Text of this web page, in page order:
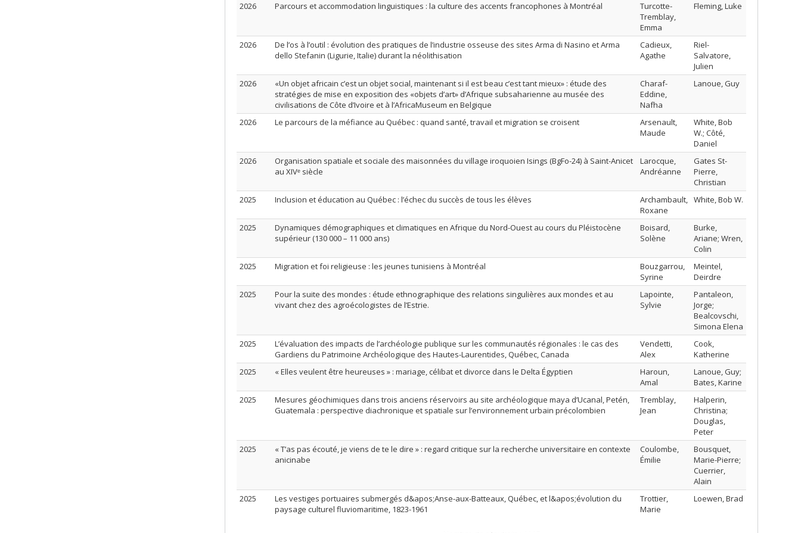
2026 Parcours et accommodation linguistiques : la culture des accents francophones à Montréal
Turcotte-
Tremblay,
Emma
Fleming, Luke
2026
De l’os à l’outil : évolution des pratiques de l’industrie osseuse des sites Arma di Nasino et Arma
dello Stefanin (Ligurie, Italie) durant la néolithisation
Cadieux,
Agathe
Riel-
Salvatore,
Julien
2026
«Un objet africain c’est un objet social, maintenant si il est beau c’est tant mieux» : étude des
stratégies de mise en exposition des «objets d’art» d’Afrique subsaharienne au musée des
civilisations de Côte d’Ivoire et à l’AfricaMuseum en Belgique
Charaf-
Eddine,
Nafha
Lanoue, Guy
2026 Le parcours de la méfiance au Québec : quand santé, travail et migration se croisent
Arsenault,
Maude
White, Bob
W.; Côté,
Daniel
2026
Organisation spatiale et sociale des maisonnées du village iroquoien Isings (BgFo-24) à Saint-Anicet
au XIVᵉ siècle
Larocque,
Andréanne
Gates St-
Pierre,
Christian
2025
Inclusion et éducation au Québec : l’échec du succès de tous les élèves
Archambault,
Roxane
White, Bob W.
2025
Dynamiques démographiques et climatiques en Afrique du Nord-Ouest au cours du Pléistocène
supérieur (130 000 – 11 000 ans)
Boisard,
Solène
Burke,
Ariane; Wren,
Colin
2025
Migration et foi religieuse : les jeunes tunisiens à Montréal
Bouzgarrou,
Syrine
Meintel,
Deirdre
2025
Pour la suite des mondes : étude ethnographique des relations singulières aux mondes et au
vivant chez des agroécologistes de l’Estrie.
Lapointe,
Sylvie
Pantaleon,
Jorge;
Bealcovschi,
Simona Elena
2025
L’évaluation des impacts de l’archéologie publique sur les communautés régionales : le cas des
Gardiens du Patrimoine Archéologique des Hautes-Laurentides, Québec, Canada
Vendetti,
Alex
Cook,
Katherine
2025
« Elles veulent être heureuses » : mariage, célibat et divorce dans le Delta Égyptien
Haroun,
Amal
Lanoue, Guy;
Bates, Karine
2025
Mesures géochimiques dans trois anciens réservoirs au site archéologique maya d’Ucanal, Petén,
Guatemala : perspective diachronique et spatiale sur l’environnement urbain précolombien
Tremblay,
Jean
Halperin,
Christina;
Douglas,
Peter
2025
« T’as pas écouté, je viens de te le dire » : regard critique sur la recherche universitaire en contexte
anicinabe
Coulombe,
Émilie
Bousquet,
Marie-Pierre;
Cuerrier,
Alain
2025
Les vestiges portuaires submergés d&apos;Anse-aux-Batteaux, Québec, et l&apos;évolution du
paysage culturel fluviomaritime, 1823-1961
Trottier,
Marie
Loewen, Brad